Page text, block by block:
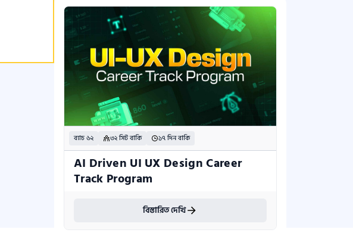
ব্যাচ ৬২ ৩২ সিট বাকি ১৭ দিন বাকি
AI Driven UI UX Design Career
Track Program
বিস্তারিত দেখি